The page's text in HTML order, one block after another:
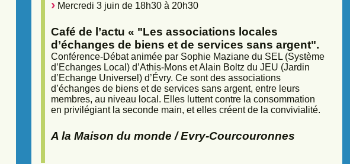
Mercredi 3 juin de 18h30 à 20h30
Café de l’actu « "Les associations locales
d’échanges de biens et de services sans argent".
Conférence-Débat animée par Sophie Maziane du SEL (Système
d’Echanges Local) d’Athis-Mons et Alain Boltz du JEU (Jardin
d’Echange Universel) d’Évry. Ce sont des associations
d’échanges de biens et de services sans argent, entre leurs
membres, au niveau local. Elles luttent contre la consommation
en privilégiant la seconde main, et elles créent de la convivialité.
A la Maison du monde / Evry-Courcouronnes